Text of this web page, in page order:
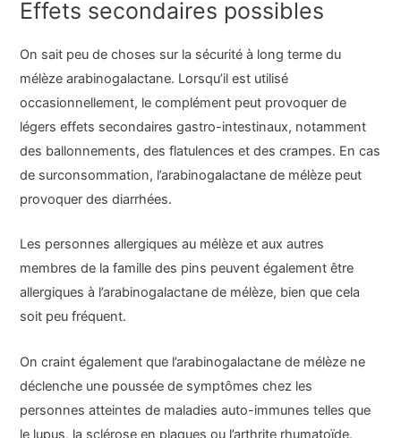
Effets secondaires possibles
On sait peu de choses sur la sécurité à long terme du
mélèze arabinogalactane. Lorsqu’il est utilisé
occasionnellement, le complément peut provoquer de
légers effets secondaires gastro-intestinaux, notamment
des ballonnements, des flatulences et des crampes. En cas
de surconsommation, l’arabinogalactane de mélèze peut
provoquer des diarrhées.
Les personnes allergiques au mélèze et aux autres
membres de la famille des pins peuvent également être
allergiques à l’arabinogalactane de mélèze, bien que cela
soit peu fréquent.
On craint également que l’arabinogalactane de mélèze ne
déclenche une poussée de symptômes chez les
personnes atteintes de maladies auto-immunes telles que
le lupus, la sclérose en plaques ou l’arthrite rhumatoïde.